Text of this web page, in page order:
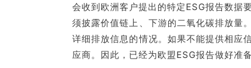
会收到欧洲客户提出的特定ESG报告数据
须披露价值链上、下游的二氧化碳排放量
详细排放信息的情况。如果不能提供相应
应商。因此，已经为欧盟ESG报告做好准